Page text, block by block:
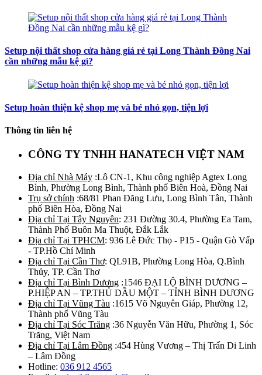
Setup nội thất shop cửa hàng giá rẻ tại Long Thành Đồng Nai
cần những mẫu kệ gì?
Setup hoàn thiện kệ shop mẹ và bé nhỏ gọn, tiện lợi
Thông tin liên hệ
CÔNG TY TNHH HANATECH VIỆT NAM
Địa chỉ Nhà Máy :Lô CN-1, Khu công nghiệp Agtex Long
Bình, Phường Long Bình, Thành phố Biên Hoà, Đồng Nai
Trụ sở chính :68/81 Phan Đăng Lưu, Long Bình Tân, Thành
phố Biên Hòa, Đồng Nai
Địa chỉ Tại Tây Nguyên: 231 Đường 30.4, Phường Ea Tam,
Thành Phố Buôn Ma Thuột, Đắk Lắk
Địa chỉ Tại TPHCM: 936 Lê Đức Thọ - P15 - Quận Gò Vấp
- TP.Hồ Chí Minh
Địa chỉ Tại Cần Thơ: QL91B, Phường Long Hòa, Q.Bình
Thủy, TP. Cần Thơ
Địa chỉ Tại Bình Dương :1546 ĐẠI LỘ BÌNH DƯƠNG –
P.HIỆP AN – TP.THỦ DẦU MỘT – TỈNH BÌNH DƯƠNG
Địa chỉ Tại Vũng Tàu :1615 Võ Nguyên Giáp, Phường 12,
Thành phố Vũng Tàu
Địa chỉ Tại Sóc Trăng :36 Nguyễn Văn Hữu, Phường 1, Sóc
Trăng, Việt Nam
Địa chỉ Tại Lâm Đồng :454 Hùng Vương – Thị Trấn Di Linh
– Lâm Đồng
Hotline: 036 912 4565